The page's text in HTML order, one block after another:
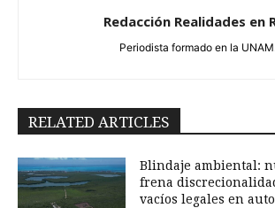
Redacción Realidades en
Periodista formado en la
RELATED ARTICLES
Blindaje ambiental:
frena
vacíos legales en